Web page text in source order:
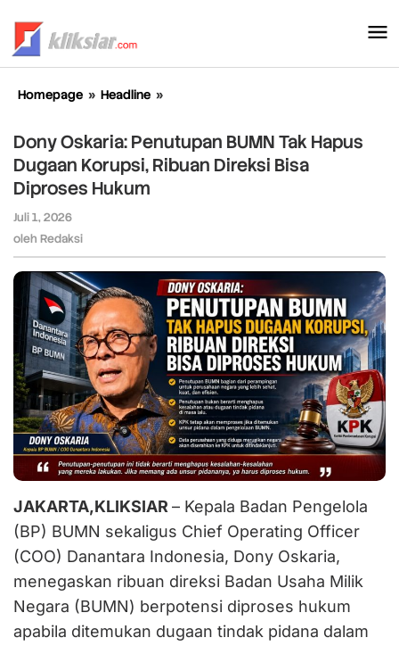
konten
Homepage » Headline »
Penutupan
BUMN
Tak
Direksi
Bisa
Diproses
Hukum
Dony Oskaria: Penutupan BUMN Tak Hapus
Dugaan Korupsi, Ribuan Direksi Bisa
Diproses Hukum
Juli 1, 2026
Redaksi
oleh Redaksi
JAKARTA,KLIKSIAR – Kepala Badan Pengelola
(BP) BUMN sekaligus Chief Operating Officer
(COO) Danantara Indonesia, Dony Oskaria,
menegaskan ribuan direksi Badan Usaha Milik
Negara (BUMN) berpotensi diproses hukum
apabila ditemukan dugaan tindak pidana dalam